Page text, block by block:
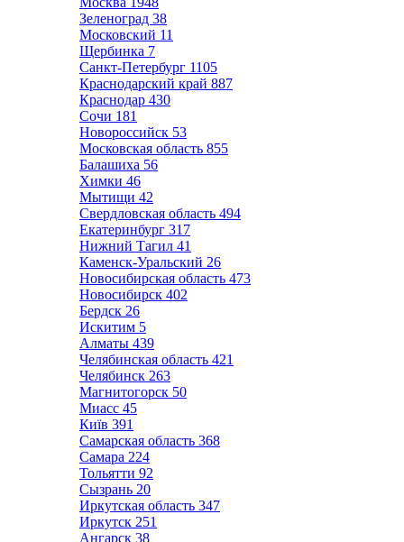
Зеленоград 38
Московский 11
Щербинка 7
Санкт-Петербург 1105
Краснодарский край 887
Краснодар 430
Сочи 181
Новороссийск 53
Московская область 855
Балашиха 56
Химки 46
Мытищи 42
Свердловская область 494
Екатеринбург 317
Нижний Тагил 41
Каменск-Уральский 26
Новосибирская область 473
Новосибирск 402
Бердск 26
Искитим 5
Алматы 439
Челябинская область 421
Челябинск 263
Магнитогорск 50
Миасс 45
Київ 391
Самарская область 368
Самара 224
Тольятти 92
Сызрань 20
Иркутская область 347
Иркутск 251
Ангарск 38